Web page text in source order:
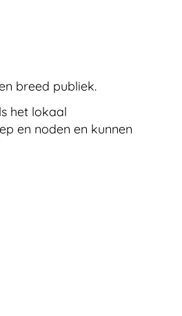
breed publiek.
het lokaal
en noden en kunnen